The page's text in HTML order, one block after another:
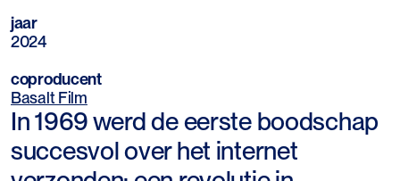
jaar
2024
coproducent
Basalt Film
In 1969 werd de eerste boodschap
succesvol over het internet